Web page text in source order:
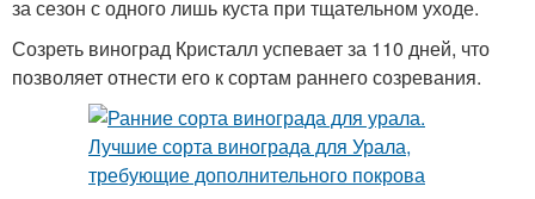
за сезон с одного лишь куста при тщательном уходе.
Созреть виноград Кристалл успевает за 110 дней, что
позволяет отнести его к сортам раннего созревания.